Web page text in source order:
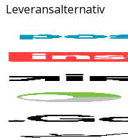
Leveransalternativ